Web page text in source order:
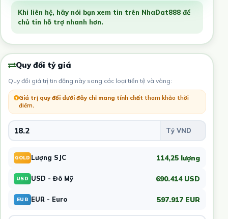
Khi liên hệ, hãy nói bạn xem tin trên NhaDat888 để
chủ tin hỗ trợ nhanh hơn.
Quy đổi tỷ giá
Quy đổi giá trị tin đăng này sang các loại tiền tệ và vàng:
Giá trị quy đổi dưới đây chỉ mang tính chất tham khảo thời
điểm.
GOLD Lượng SJC 114,25 lượng
USD USD - Đô Mỹ 690.414 USD
EUR EUR - Euro 597.917 EUR